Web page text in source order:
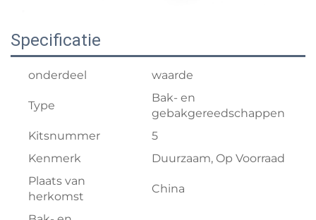
Specificatie
onderdeel waarde
Type
Bak- en
gebakgereedschappen
Kitsnummer
5
Kenmerk
Duurzaam, Op Voorraad
Plaats van
herkomst
China